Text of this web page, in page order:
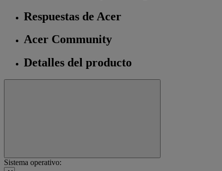
Respuestas de Acer
Acer Community
Detalles del producto
Sistema operativo: